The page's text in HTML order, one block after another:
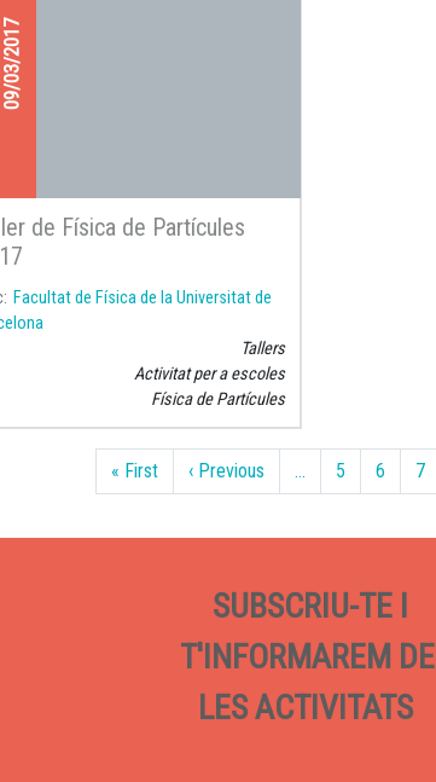
09/03/2017
de Física de Partícules
Facultat de Física de la Universitat de
Tallers
Activitat per a escoles
Física de Partícules
« FirstPrimera pàgina
‹ Previous Pàgina anterior
… 5 6 7
SUBSCRIU-TE I
T'INFORMAREM DE
LES ACTIVITATS